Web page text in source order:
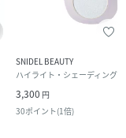
SNIDEL BEAUTY
ハイライト・シェーディング
3,300 円
30ポイント(1倍)